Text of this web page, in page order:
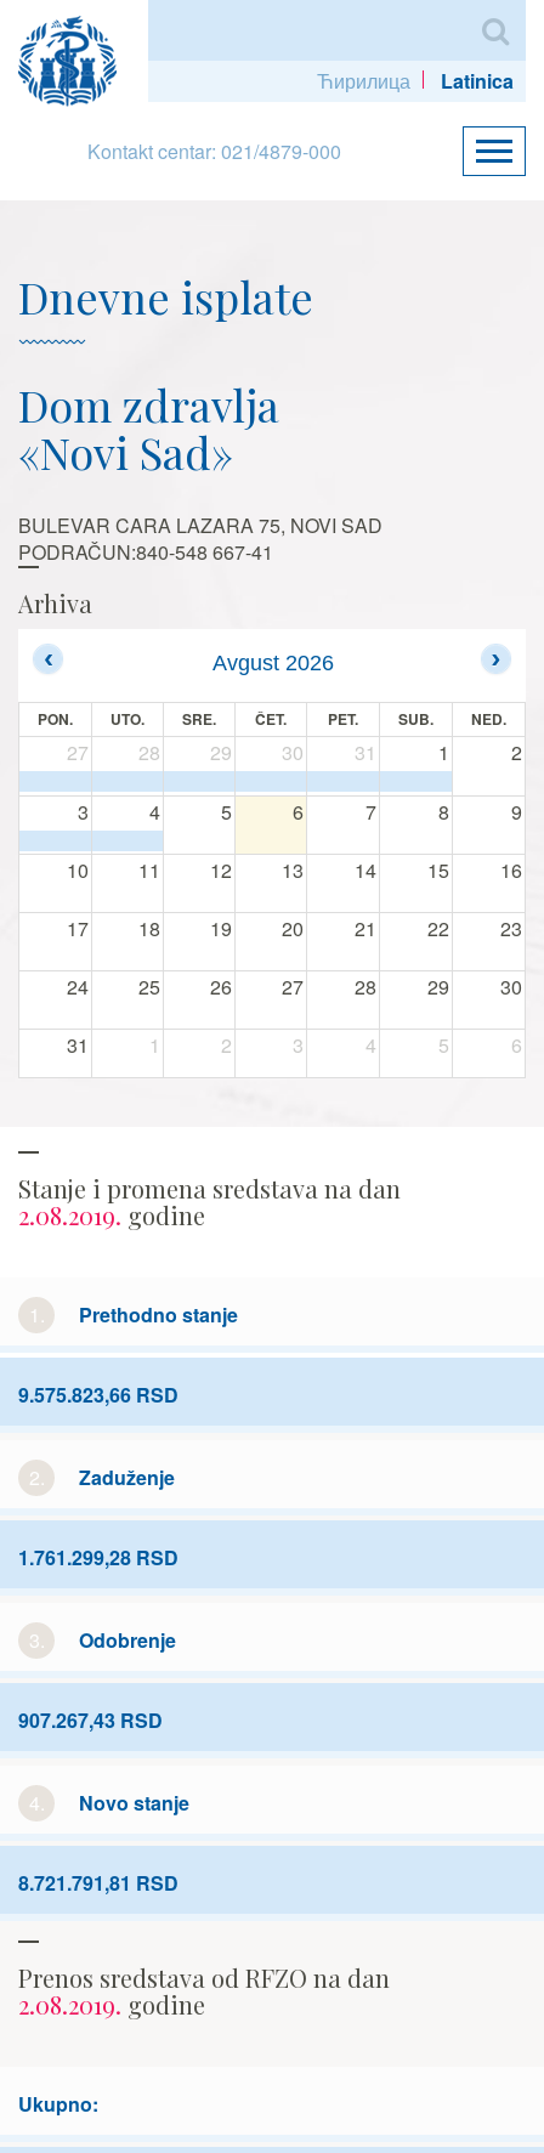
Ћирилица Latinica
Kontakt centar: 021/4879-000
Dnevne isplate
Dom zdravlja
«Novi Sad»
BULEVAR CARA LAZARA 75, NOVI SAD
PODRAČUN:840-548 667-41
Arhiva
Avgust 2026
PON. UTO. SRE. ČET. PET. SUB. NED.
27 28 29 30 31 1 2
3 4 5 6 7 8 9
10 11 12 13 14 15 16
17 18 19 20 21 22 23
24 25 26 27 28 29 30
31 1 2 3 4 5 6
Stanje i promena sredstava na dan
2.08.2019. godine
1. Prethodno stanje
9.575.823,66 RSD
2. Zaduženje
1.761.299,28 RSD
3. Odobrenje
907.267,43 RSD
4. Novo stanje
8.721.791,81 RSD
Prenos sredstava od RFZO na dan
2.08.2019. godine
Ukupno: